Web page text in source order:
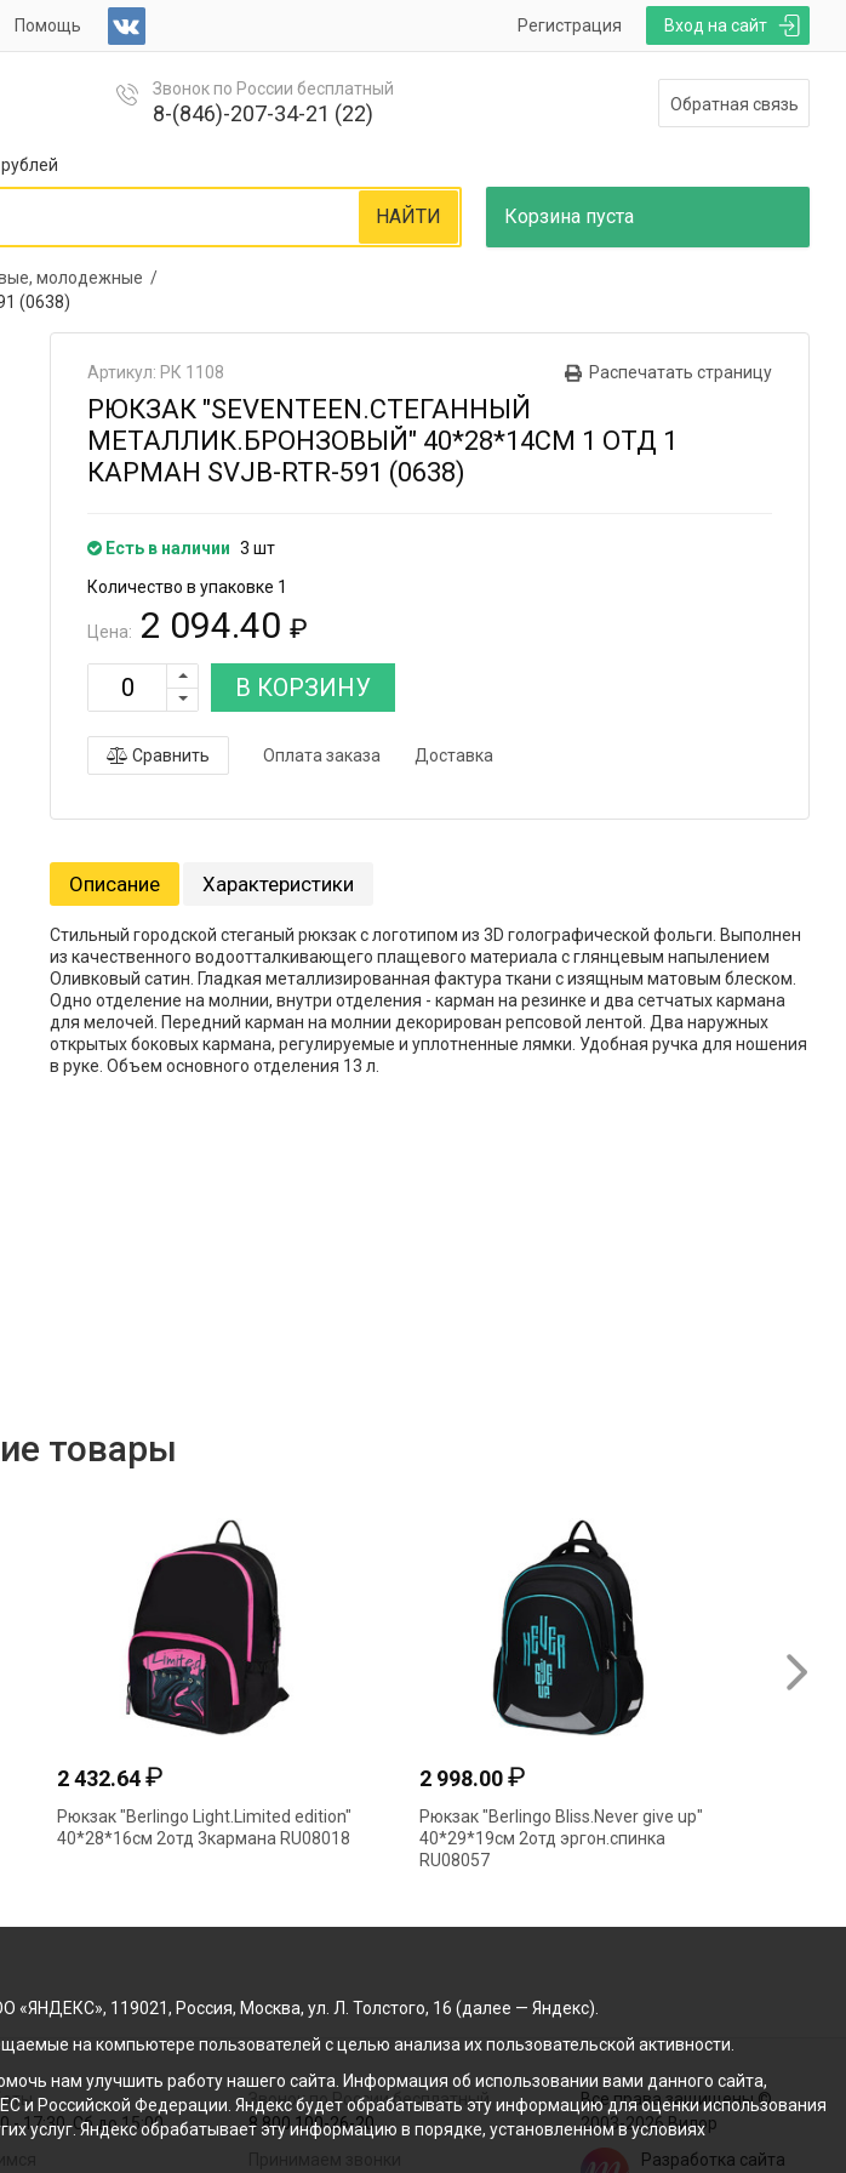
Вход на сайт
Регистрация
Помощь
Звонок по России бесплатный
8-(846)-207-34-21 (22) Обратная связь
Корзина пуста
НАЙТИ
молодежные /
(0638)
Распечатать страницу
Артикул: РК 1108
РЮКЗАК "SEVENTEEN.СТЕГАННЫЙ
МЕТАЛЛИК.БРОНЗОВЫЙ" 40*28*14СМ 1 ОТД 1
КАРМАН SVJB-RTR-591 (0638)
Есть в наличии 3 шт
Количество в упаковке 1
Цена: 2 094.40 ₽
В КОРЗИНУ
Сравнить Оплата заказа Доставка
Описание Характеристики
Стильный городской стеганый рюкзак с логотипом из 3D голографической фольги. Выполнен
из качественного водоотталкивающего плащевого материала с глянцевым напылением
Оливковый сатин. Гладкая металлизированная фактура ткани с изящным матовым блеском.
Одно отделение на молнии, внутри отделения - карман на резинке и два сетчатых кармана
для мелочей. Передний карман на молнии декорирован репсовой лентой. Два наружных
открытых боковых кармана, регулируемые и уплотненные лямки. Удобная ручка для ношения
в руке. Объем основного отделения 13 л.
товары
2 432.64₽
Рюкзак "Berlingo Light.Limited edition"
40*28*16см 2отд 3кармана RU08018
2 998.00₽
Рюкзак "Berlingo Bliss.Never give up"
40*29*19см 2отд эргон.спинка
RU08057
- 17:30, Сб до 15:00
Звонок по России бесплатный
8 800 100-26-20
Все права защищены ©
2003-2026 Вилор
Разработка сайта
119021, Россия, Москва, ул. Л. Толстого, 16 (далее — Яндекс).
на компьютере пользователей с целью анализа их пользовательской активности.
нам улучшить работу нашего сайта. Информация об использовании вами данного сайта,
и Российской Федерации. Яндекс будет обрабатывать эту информацию для оценки использования
услуг. Яндекс обрабатывает эту информацию в порядке, установленном в условиях